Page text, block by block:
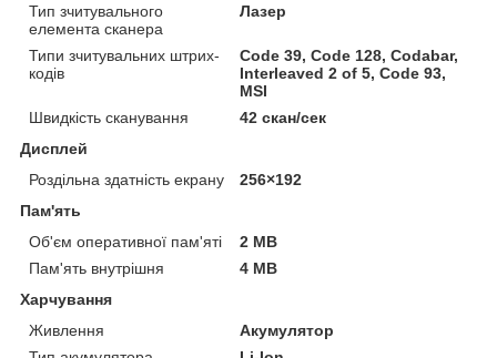
Тип зчитувального
елемента сканера
Лазер
Типи зчитувальних штрих-
кодів
Code 39, Code 128, Codabar,
Interleaved 2 of 5, Code 93,
MSI
Швидкість сканування
42 скан/сек
Дисплей
Роздільна здатність екрану
256×192
Пам'ять
Об'єм оперативної пам'яті
2 MB
Пам'ять внутрішня
4 MB
Харчування
Живлення
Акумулятор